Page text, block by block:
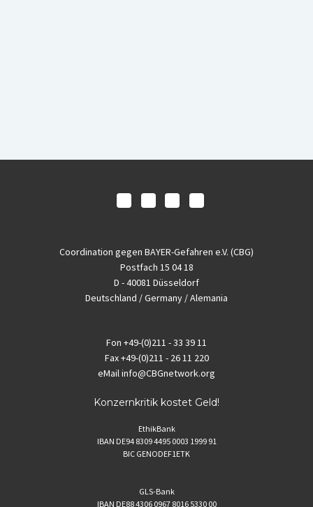
Coordination gegen BAYER-Gefahren e.V. (CBG)
Postfach 15 04 18
D - 40081 Düsseldorf
Deutschland / Germany / Alemania
Fon +49-(0)211 - 33 39 11
Fax+49-(0)211 - 26 11 220
eMailinfo@CBGnetwork.org
Konzernkritik kostet Geld!
EthikBank
IBAN DE94 8309 4495 0003 1999 91
BIC GENODEF1ETK
GLS-Bank
IBAN DE88 4306 0967 8016 5330 00